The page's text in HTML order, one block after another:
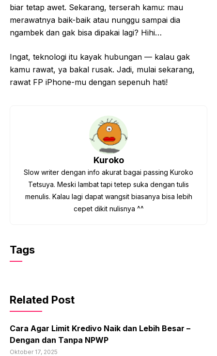
biar tetap awet. Sekarang, terserah kamu: mau
merawatnya baik-baik atau nunggu sampai dia
ngambek dan gak bisa dipakai lagi? Hihi…
Ingat, teknologi itu kayak hubungan — kalau gak
kamu rawat, ya bakal rusak. Jadi, mulai sekarang,
rawat FP iPhone-mu dengan sepenuh hati!
Kuroko
Slow writer dengan info akurat bagai passing Kuroko
Tetsuya. Meski lambat tapi tetep suka dengan tulis
menulis. Kalau lagi dapat wangsit biasanya bisa lebih
cepet dikit nulisnya ^^
Tags
Related Post
Cara Agar Limit Kredivo Naik dan Lebih Besar –
Dengan dan Tanpa NPWP
Oktober 17, 2025